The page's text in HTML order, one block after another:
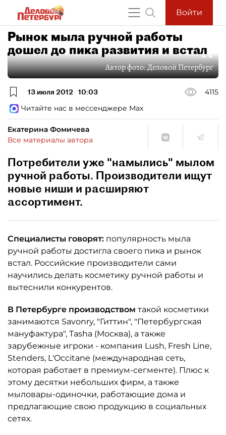
Войти
Рынок мыла ручной работы
дошел до пика развития и встал
Автор фото:Деловой Петербург
13 июля 2012 10:03
4115
Читайте нас в мессенджере Max
Екатерина Фомичева
Все материалы автора
Потребители уже "намылись" мылом
ручной работы. Производители ищут
новые ниши и расширяют
ассортимент.
Специалисты говорят: популярность мыла
ручной работы достигла своего пика и рынок
встал. Российские производители сами
научились делать косметику ручной работы и
вытеснили конкурентов.
В Петербурге производством такой косметики
занимаются Savonry, "Гиттин", "Петербургская
мануфактура", Tasha (Москва), а также
зарубежные игроки - компания Lush, Fresh Line,
Stenders, L'Occitane (международная сеть,
которая работает в премиум-сегменте). Плюс к
этому десятки небольших фирм, а также
мыловары-одиночки, работающие дома и
предлагающие свою продукцию в социальных
сетях.